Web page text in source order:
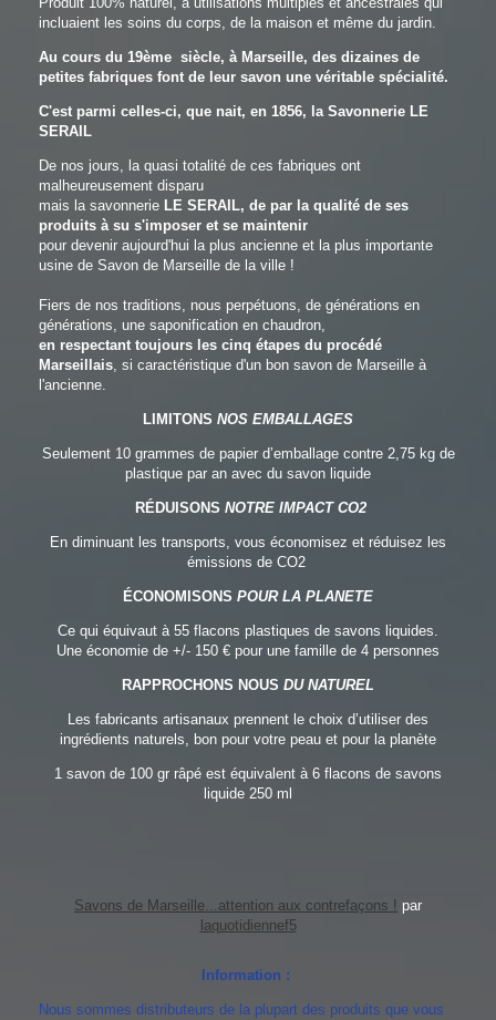
incluaient les soins du corps, de la maison et même du jardin.
Au cours du 19ème siècle, à Marseille, des dizaines de
petites fabriques font de leur savon une véritable spécialité.
C'est parmi celles-ci, que nait, en 1856, la Savonnerie LE
SERAIL
De nos jours, la quasi totalité de ces fabriques ont
malheureusement disparu
mais la savonnerie LE SERAIL, de par la qualité de ses
produits à su s'imposer et se maintenir
pour devenir aujourd'hui la plus ancienne et la plus importante
usine de Savon de Marseille de la ville !
Fiers de nos traditions, nous perpétuons, de générations en
générations, une saponification en chaudron,
en respectant toujours les cinq étapes du procédé
Marseillais, si caractéristique d'un bon savon de Marseille à
l'ancienne.
LIMITONS NOS EMBALLAGES
Seulement 10 grammes de papier d’emballage contre 2,75 kg de
plastique par an avec du savon liquide
RÉDUISONS NOTRE IMPACT CO2
En diminuant les transports, vous économisez et réduisez les
émissions de CO2
ÉCONOMISONS POUR LA PLANETE
Ce qui équivaut à 55 flacons plastiques de savons liquides.
Une économie de +/- 150 € pour une famille de 4 personnes
RAPPROCHONS NOUS DU NATUREL
Les fabricants artisanaux prennent le choix d’utiliser des
ingrédients naturels, bon pour votre peau et pour la planète
1 savon de 100 gr râpé est équivalent à 6 flacons de savons
liquide 250 ml
Savons de Marseille...attention aux contrefaçons ! par
laquotidiennef5
Information :
Nous sommes distributeurs de la plupart des produits que vous